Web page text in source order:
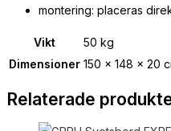
montering: placeras
Vikt
50 kg
Dimensioner 150 × 148 × 20
Relaterade